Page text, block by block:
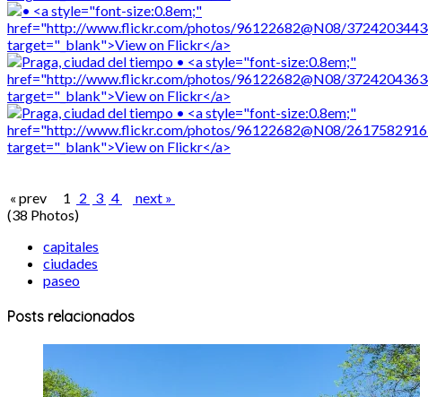
« prev 1 2 3 4
next »
(38 Photos)
capitales
ciudades
paseo
Posts relacionados